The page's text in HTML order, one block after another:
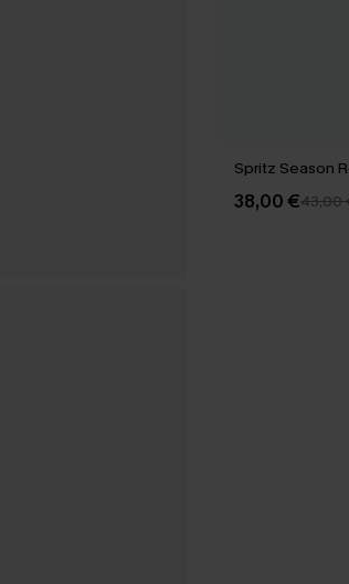
Spritz Season
38,00 €43,00